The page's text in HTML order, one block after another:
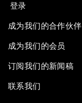
登录
成为我们的合作伙伴
成为我们的会员
订阅我们的新闻稿
联系我们